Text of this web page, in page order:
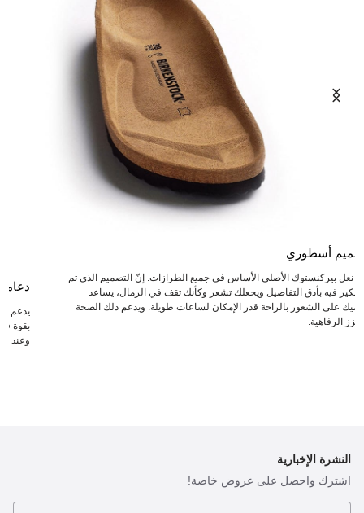
أسطوري
نعل بيركنستوك الأصلي الأساس في جميع الطرازات. إنّ التصميم الذي تم
فيه بأدق التفاصيل ويجعلك تشعر وكأنك تقف في الرمال، يساعد
على الشعور بالراحة قدر الإمكان لساعات طويلة. ويدعم ذلك الصحة
الرفاهية.
يدعم
بقوة
وعند
النشرة الإخبارية
اشترك واحصل على عروض خاصة!